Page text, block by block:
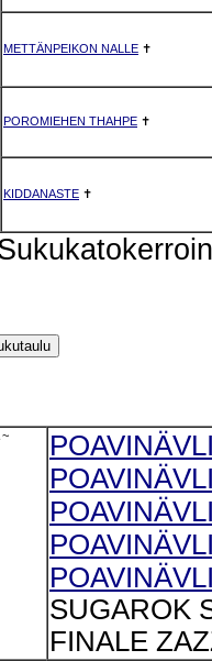
METTÄNPEIKON NALLE ✝
POROMIEHEN THAHPE ✝
KIDDANASTE ✝
~
SUGAROK
FINALE